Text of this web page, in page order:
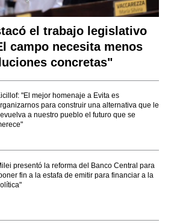
el trabajo legislativo
campo necesita menos
concretas"
"El mejor homenaje a Evita es
para construir una alternativa que le
a nuestro pueblo el futuro que se
presentó la reforma del Banco Central para
fin a la estafa de emitir para financiar a la